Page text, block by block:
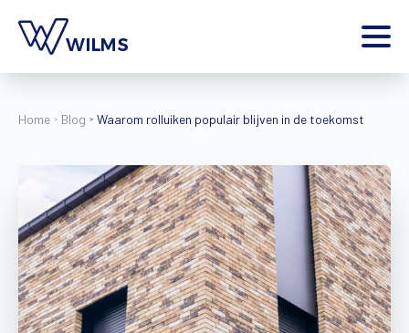
Producten
Inspiratie
Tools
Contact
Extra
Jobs
Home Blog Waarom rolluiken populair blijven in de toekomst